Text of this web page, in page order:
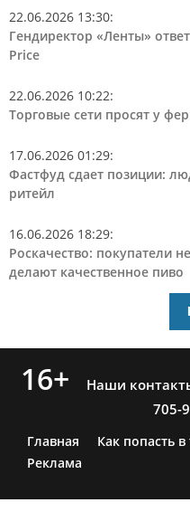
22.06.2026 13:30:
Гендиректор «Ленты»
Price
22.06.2026 10:22:
Торговые сети просят у
17.06.2026 01:29:
Фастфуд сдает позиции:
ритейл
16.06.2026 18:29:
Роскачество: покупатели
делают качественное пиво
16+ Наши
705-
Главная Как попасть
Реклама